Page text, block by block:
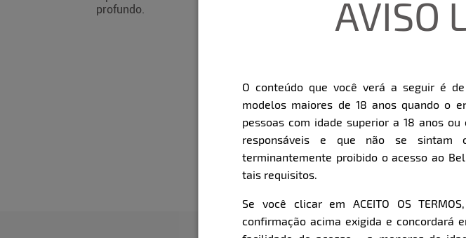
profundo.
RestartRewind
10s
AVISO
O conteúdo que você verá a seguir é
modelos maiores de 18 anos quando o
pessoas com idade superior a 18 anos
responsáveis e que não se sintam
terminantemente proibido o acesso ao
tais requisitos.
Se você clicar em ACEITO OS
confirmação acima exigida e concordará